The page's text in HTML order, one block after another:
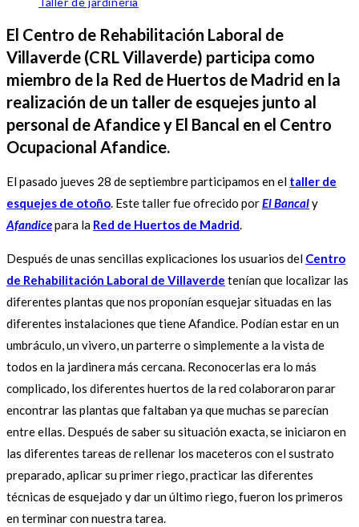
El Centro de Rehabilitación Laboral de
Villaverde (CRL Villaverde) participa como
miembro de la Red de Huertos de Madrid en la
realización de un taller de esquejes junto al
personal de Afandice y El Bancal en el Centro
Ocupacional Afandice.
El pasado jueves 28 de septiembre participamos en el taller de
esquejes de otoño. Este taller fue ofrecido porEl Bancaly
Afandicepara la Red de Huertos de Madrid.
Después de unas sencillas explicaciones los usuarios del Centro
de Rehabilitación Laboral de Villaverde tenían que localizar las
diferentes plantas que nos proponían esquejar situadas en las
diferentes instalaciones que tiene Afandice. Podían estar en un
umbráculo, un vivero, un parterre o simplemente a la vista de
todos en la jardinera más cercana. Reconocerlas era lo más
complicado, los diferentes huertos de la red colaboraron parar
encontrar las plantas que faltaban ya que muchas se parecían
entre ellas. Después de saber su situación exacta, se iniciaron en
las diferentes tareas de rellenar los maceteros con el sustrato
preparado, aplicar su primer riego, practicar las diferentes
técnicas de esquejado y dar un último riego, fueron los primeros
en terminar con nuestra tarea.